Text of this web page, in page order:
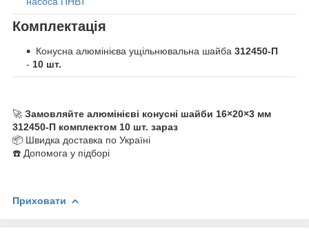
Комплектація
Конусна алюмінієва ущільнювальна шайба 312450-П
- 10 шт.
🚀 Замовляйте алюмінієві конусні шайби 16×20×3 мм
312450-П комплектом 10 шт. зараз
📦 Швидка доставка по Україні
☎️ Допомога у підборі
Приховати